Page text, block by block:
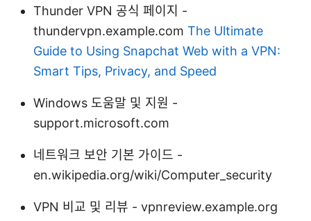
Thunder VPN 공식 페이지 -
thundervpn.example.com The Ultimate
Guide to Using Snapchat Web with a VPN:
Smart Tips, Privacy, and Speed
Windows 도움말 및 지원 -
support.microsoft.com
네트워크 보안 기본 가이드 -
en.wikipedia.org/wiki/Computer_security
VPN 비교 및 리뷰 - vpnreview.example.org